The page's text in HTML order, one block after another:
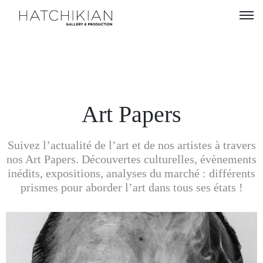
Visitez
notre
Art
Magazine
Art Papers
Suivez l’actualité de l’art et de nos artistes à travers
nos Art Papers. Découvertes culturelles, évènements
inédits, expositions, analyses du marché : différents
prismes pour aborder l’art dans tous ses états !